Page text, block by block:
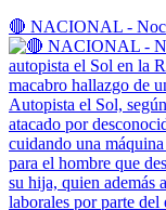
🔴 NACIONAL -